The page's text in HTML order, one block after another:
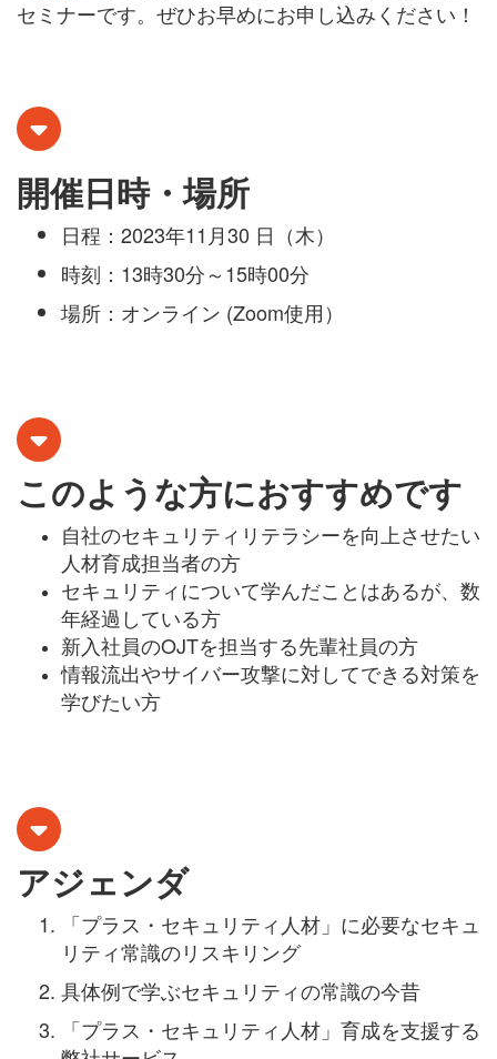
セミナーです。ぜひお早めにお申し込みください！
開催日時・場所
日程：2023年11月30 日（木）
時刻：13時30分～15時00分
場所：オンライン (Zoom使用）
このような方におすすめです
自社のセキュリティリテラシーを向上させたい
人材育成担当者の方
セキュリティについて学んだことはあるが、数
年経過している方
新入社員のOJTを担当する先輩社員の方
情報流出やサイバー攻撃に対してできる対策を
学びたい方
アジェンダ
「プラス・セキュリティ人材」に必要なセキュ
リティ常識のリスキリング
具体例で学ぶセキュリティの常識の今昔
「プラス・セキュリティ人材」育成を支援する